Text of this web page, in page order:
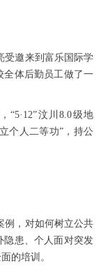
受邀来到富乐国际学
全体后勤员工做了一
“5·12”汶川8.0级地
个人二等功”，持公
例，对如何树立公共
隐患、个人面对突发
的培训。